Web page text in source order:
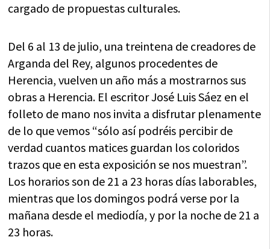
cargado de propuestas culturales.
Del 6 al 13 de julio, una treintena de creadores de
Arganda del Rey, algunos procedentes de
Herencia, vuelven un año más a mostrarnos sus
obras a Herencia. El escritor José Luis Sáez en el
folleto de mano nos invita a disfrutar plenamente
de lo que vemos “sólo así podréis percibir de
verdad cuantos matices guardan los coloridos
trazos que en esta exposición se nos muestran”.
Los horarios son de 21 a 23 horas días laborables,
mientras que los domingos podrá verse por la
mañana desde el mediodía, y por la noche de 21 a
23 horas.